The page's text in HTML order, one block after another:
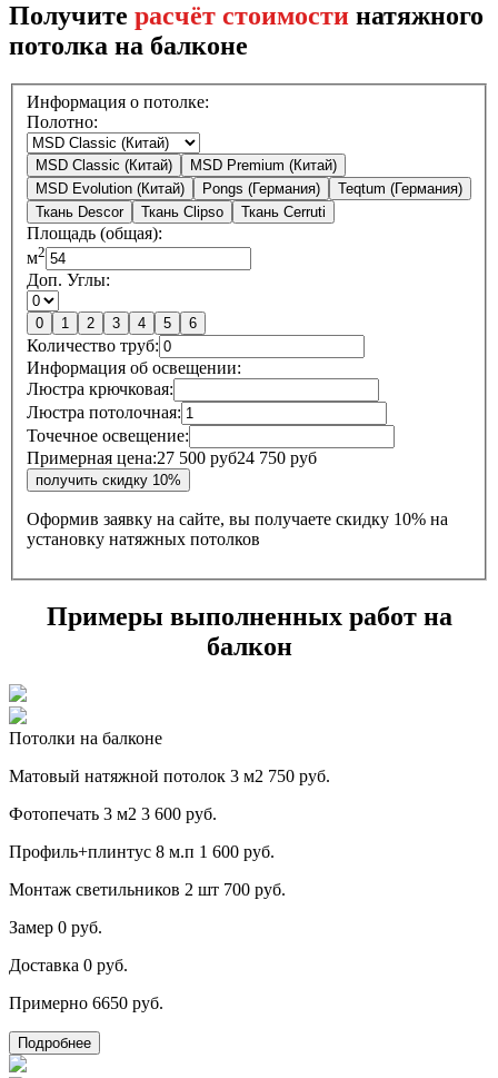
Получите расчёт стоимости натяжного
потолка на балконе
Информация о потолке:
Полотно:
MSD Classic (Китай)
MSD Premium (Китай)
MSD Evolution (Китай)
Pongs (Германия)
Teqtum (Германия)
Ткань Descor
Ткань Clipso Ткань Cerruti
Площадь (общая):
м2
Доп. Углы:
0 1 2 3 4 5 6
Количество труб:
Информация об освещении:
Люстра крючковая:
Люстра потолочная:
Точечное освещение:
Примерная цена:27 500 руб24 750 руб
Оформив заявку на сайте, вы получаете скидку 10% на
установку натяжных потолков
Примеры выполненных работ на
балкон
Потолки на балконе
Матовый натяжной потолок 3 м2 750 руб.
Фотопечать 3 м2 3 600 руб.
Профиль+плинтус 8 м.п 1 600 руб.
Монтаж светильников 2 шт 700 руб.
Замер 0 руб.
Доставка 0 руб.
Примерно 6650 руб.
Подробнее